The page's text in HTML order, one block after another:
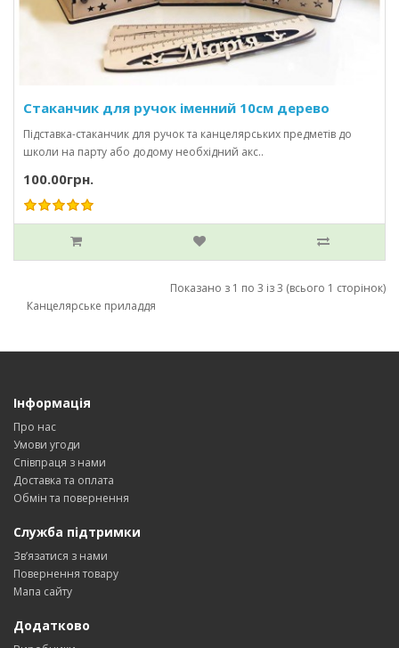
Стаканчик для ручок іменний 10см дерево
Підставка-стаканчик для ручок та канцелярських предметів до
школи на парту або додому необхідний акс..
100.00грн.
Показано з 1 по 3 із 3 (всього 1 сторінок)
Канцелярське приладдя
Інформація
Про нас
Умови угоди
Співпраця з нами
Доставка та оплата
Обмін та повернення
Служба підтримки
Зв’язатися з нами
Повернення товару
Мапа сайту
Додатково